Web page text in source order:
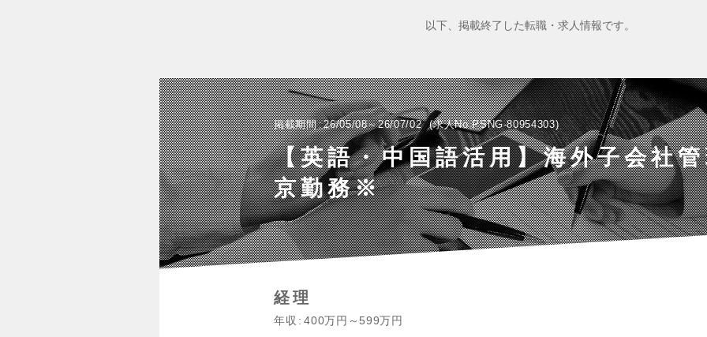
以下、掲載終了した転職・求人情報です。
掲載期間 26/05/08～26/07/02 求人No.PSNG-80954303
【英語・中国語活用】海外子会社
京勤務※
経理
年収 400万円～599万円